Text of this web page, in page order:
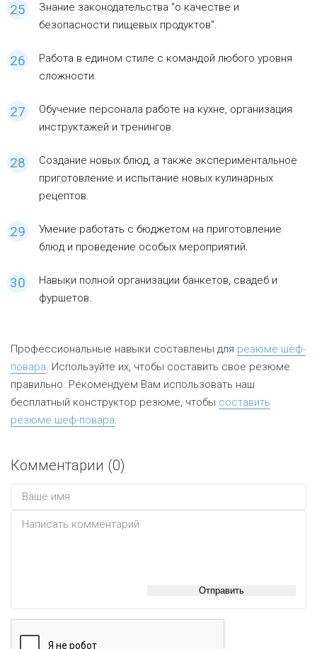
Знание законодательства "о качестве и
безопасности пищевых продуктов".
Работа в едином стиле с командой любого уровня
сложности.
Обучение персонала работе на кухне, организация
инструктажей и тренингов.
Создание новых блюд, а также экспериментальное
приготовление и испытание новых кулинарных
рецептов.
Умение работать с бюджетом на приготовление
блюд и проведение особых мероприятий.
Навыки полной организации банкетов, свадеб и
фуршетов.
Профессиональные навыки составлены для резюме шеф-
повара. Используйте их, чтобы составить свое резюме
правильно. Рекомендуем Вам использовать наш
бесплатный конструктор резюме, чтобы составить
резюме шеф-повара.
Комментарии (0)
Отправить